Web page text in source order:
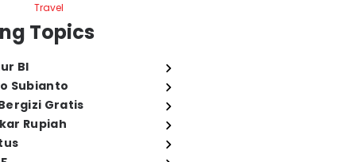
Travel
Topics
BI
Subianto
Gratis
Rupiah